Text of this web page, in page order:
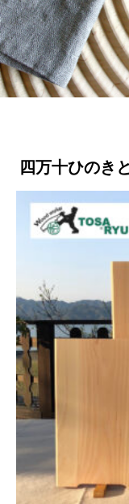
四万十ひのき